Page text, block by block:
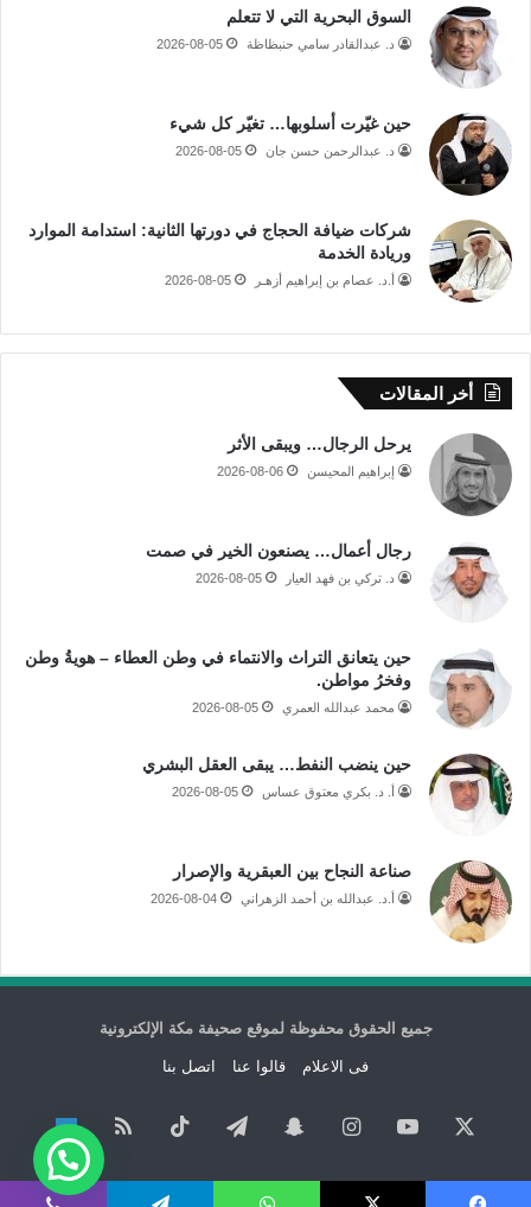
السوق البحرية التي لا تتعلم
د. عبدالقادر سامي حنبظاظة 2026-08-05
حين غيّرت أسلوبها… تغيّر كل شيء
د. عبدالرحمن حسن جان 2026-08-05
شركات ضيافة الحجاج في دورتها الثانية: استدامة الموارد
وريادة الخدمة
أ.د. عصام بن إبراهيم أزهـر 2026-08-05
أخر المقالات
يرحل الرجال… ويبقى الأثر
إبراهيم المحيسن 2026-08-06
رجال أعمال… يصنعون الخير في صمت
د. تركي بن فهد العيار 2026-08-05
حين يتعانق التراث والانتماء في وطن العطاء – هويةُ وطن
وفخرُ مواطن.
محمد عبدالله العمري 2026-08-05
حين ينضب النفط… يبقى العقل البشري
أ. د. بكري معتوق عساس 2026-08-05
صناعة النجاح بين العبقرية والإصرار
أ.د. عبدالله بن أحمد الزهراني 2026-08-04
جميع الحقوق محفوظة لموقع صحيفة مكة الإلكترونية
فى الاعلام قالوا عنا اتصل بنا
‫YouTubeانستقرامسناب
تشات
تيلقرام ‫TikTok ملخص
الموقع